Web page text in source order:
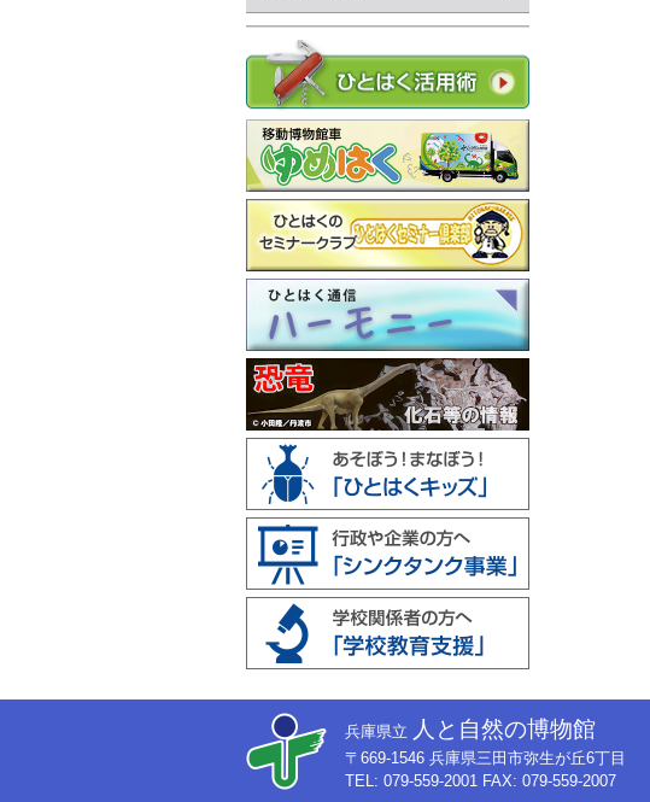
兵庫県立 人と自然の博物館
〒669-1546 兵庫県三田市弥生が丘6丁目
TEL: 079-559-2001 FAX: 079-559-2007